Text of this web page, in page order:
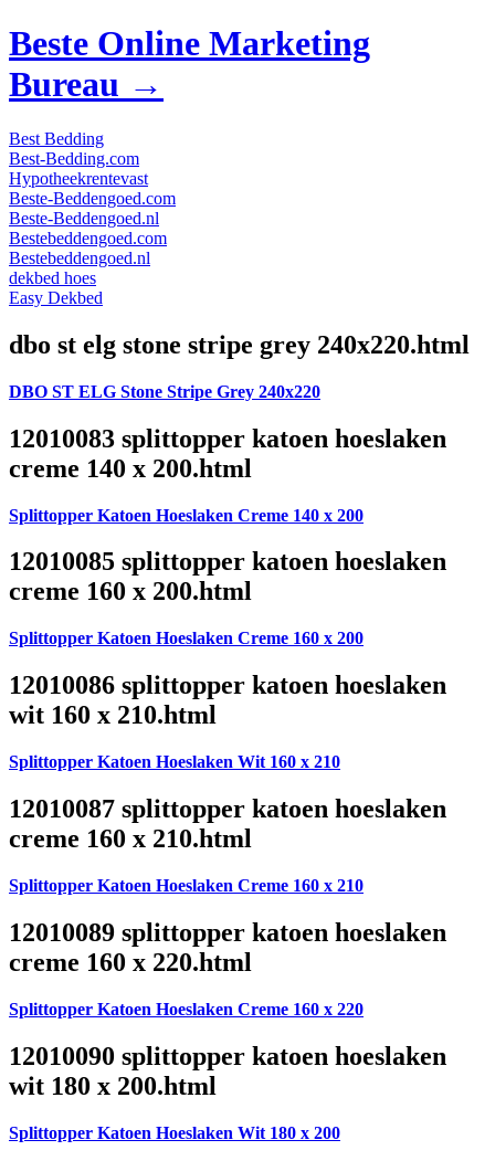
Beste Online Marketing
Bureau →
Best Bedding
Best-Bedding.com
Hypotheekrentevast
Beste-Beddengoed.com
Beste-Beddengoed.nl
Bestebeddengoed.com
Bestebeddengoed.nl
dekbed hoes
Easy Dekbed
dbo st elg stone stripe grey 240x220.html
DBO ST ELG Stone Stripe Grey 240x220
12010083 splittopper katoen hoeslaken
creme 140 x 200.html
Splittopper Katoen Hoeslaken Creme 140 x 200
12010085 splittopper katoen hoeslaken
creme 160 x 200.html
Splittopper Katoen Hoeslaken Creme 160 x 200
12010086 splittopper katoen hoeslaken
wit 160 x 210.html
Splittopper Katoen Hoeslaken Wit 160 x 210
12010087 splittopper katoen hoeslaken
creme 160 x 210.html
Splittopper Katoen Hoeslaken Creme 160 x 210
12010089 splittopper katoen hoeslaken
creme 160 x 220.html
Splittopper Katoen Hoeslaken Creme 160 x 220
12010090 splittopper katoen hoeslaken
wit 180 x 200.html
Splittopper Katoen Hoeslaken Wit 180 x 200